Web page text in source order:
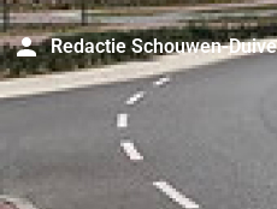
Redactie Schouwen-